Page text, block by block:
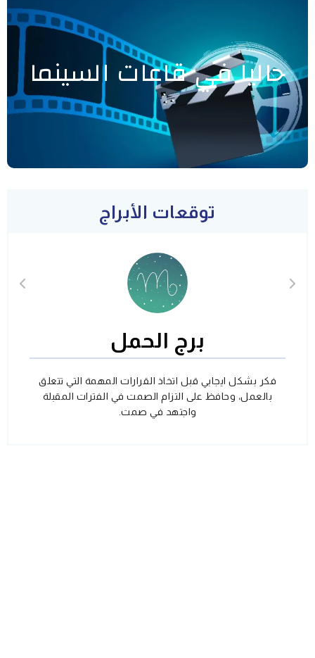
حاليا في قاعات السينما
توقعات الأبراج
برج الحمل
فكر بشكل ايجابي قبل اتخاذ القرارات المهمة التي تتعلق
بالعمل، وحافظ على التزام الصمت في الفترات المقبلة
واجتهد في صمت.